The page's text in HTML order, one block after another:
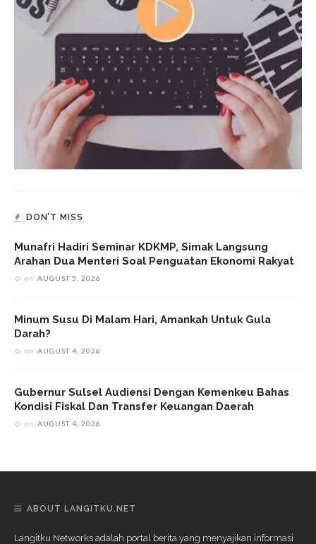
DON’T MISS
Munafri Hadiri Seminar KDKMP, Simak Langsung
Arahan Dua Menteri Soal Penguatan Ekonomi Rakyat
on AUGUST 5, 2026
Minum Susu Di Malam Hari, Amankah Untuk Gula
Darah?
on AUGUST 4, 2026
Gubernur Sulsel Audiensi Dengan Kemenkeu Bahas
Kondisi Fiskal Dan Transfer Keuangan Daerah
on AUGUST 4, 2026
ABOUT LANGITKU.NET
Langitku Networks adalah portal berita yang menyajikan informasi